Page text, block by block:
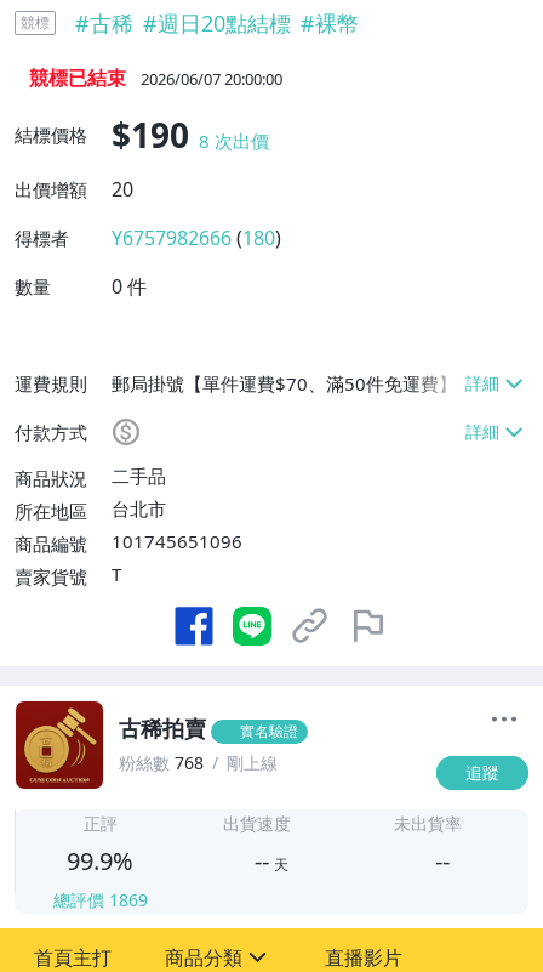
競標 #古稀 #週日20點結標 #裸幣
競標已結束 2026/06/07 20:00:00
結標價格 $190 8 次出價
出價增額
20
得標者 Y6757982666(180)
數量 0件
運費規則
郵局掛號【單件運費$70、滿50件免運費】
付款方式
商品狀況
二手品
所在地區
台北市
商品編號
101745651096
賣家貨號
T
古稀拍賣 實名驗證
粉絲數 768 剛上線 追蹤
正評
99.9%
總評價 1869
出貨速度
-- 天
未出貨率
--
首頁主打 商品分類 直播影片